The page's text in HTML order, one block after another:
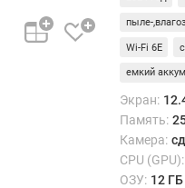
%
)
пыле-
Wi-Fi 6E
емкий
Экран:
Память:
Камера:
CPU (GPU):
ОЗУ: 12 ГБ